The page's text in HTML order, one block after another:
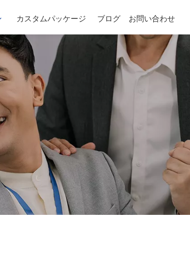
カスタムパッケージ ブログ お問い合わせ